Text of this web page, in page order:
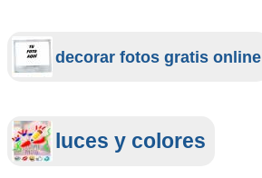
decorar fotos gratis online
luces y colores